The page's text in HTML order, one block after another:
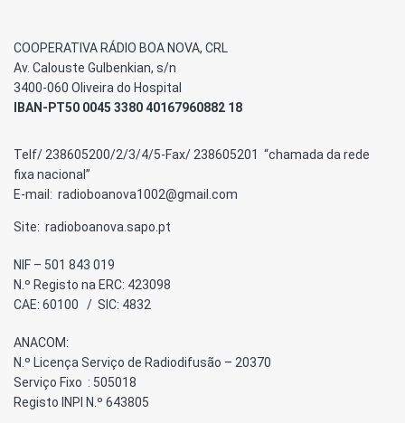
COOPERATIVA RÁDIO BOA NOVA, CRL
Av. Calouste Gulbenkian, s/n
3400-060 Oliveira do Hospital
IBAN-PT50 0045 3380 40167960882 18
Telf/ 238605200/2/3/4/5-Fax/ 238605201 “chamada da rede
fixa nacional”
E-mail: radioboanova1002@gmail.com
Site: radioboanova.sapo.pt
NIF – 501 843 019
N.º Registo na ERC: 423098
CAE: 60100 / SIC: 4832
ANACOM:
N.º Licença Serviço de Radiodifusão – 20370
Serviço Fixo : 505018
Registo INPI N.º 643805